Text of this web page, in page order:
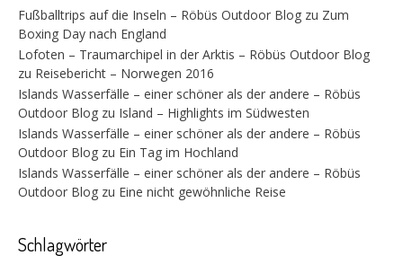
Fußballtrips auf die Inseln – Röbüs Outdoor Blog zu Zum
Boxing Day nach England
Lofoten – Traumarchipel in der Arktis – Röbüs Outdoor Blog
zu Reisebericht – Norwegen 2016
Islands Wasserfälle – einer schöner als der andere – Röbüs
Outdoor Blog zu Island – Highlights im Südwesten
Islands Wasserfälle – einer schöner als der andere – Röbüs
Outdoor Blog zu Ein Tag im Hochland
Islands Wasserfälle – einer schöner als der andere – Röbüs
Outdoor Blog zu Eine nicht gewöhnliche Reise
Schlagwörter